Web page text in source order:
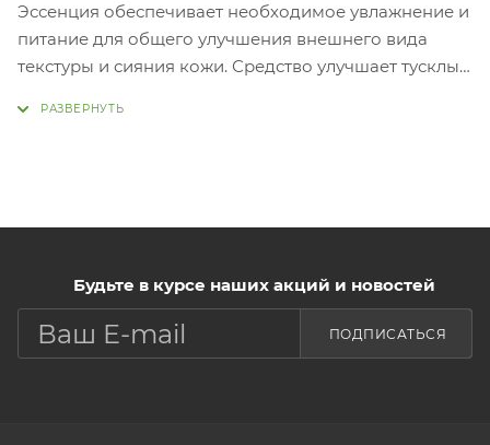
Эссенция обеспечивает необходимое увлажнение и
питание для общего улучшения внешнего вида
текстуры и сияния кожи. Средство улучшает тусклый
Будьте в курсе наших акций и новостей
ПОДПИСАТЬСЯ